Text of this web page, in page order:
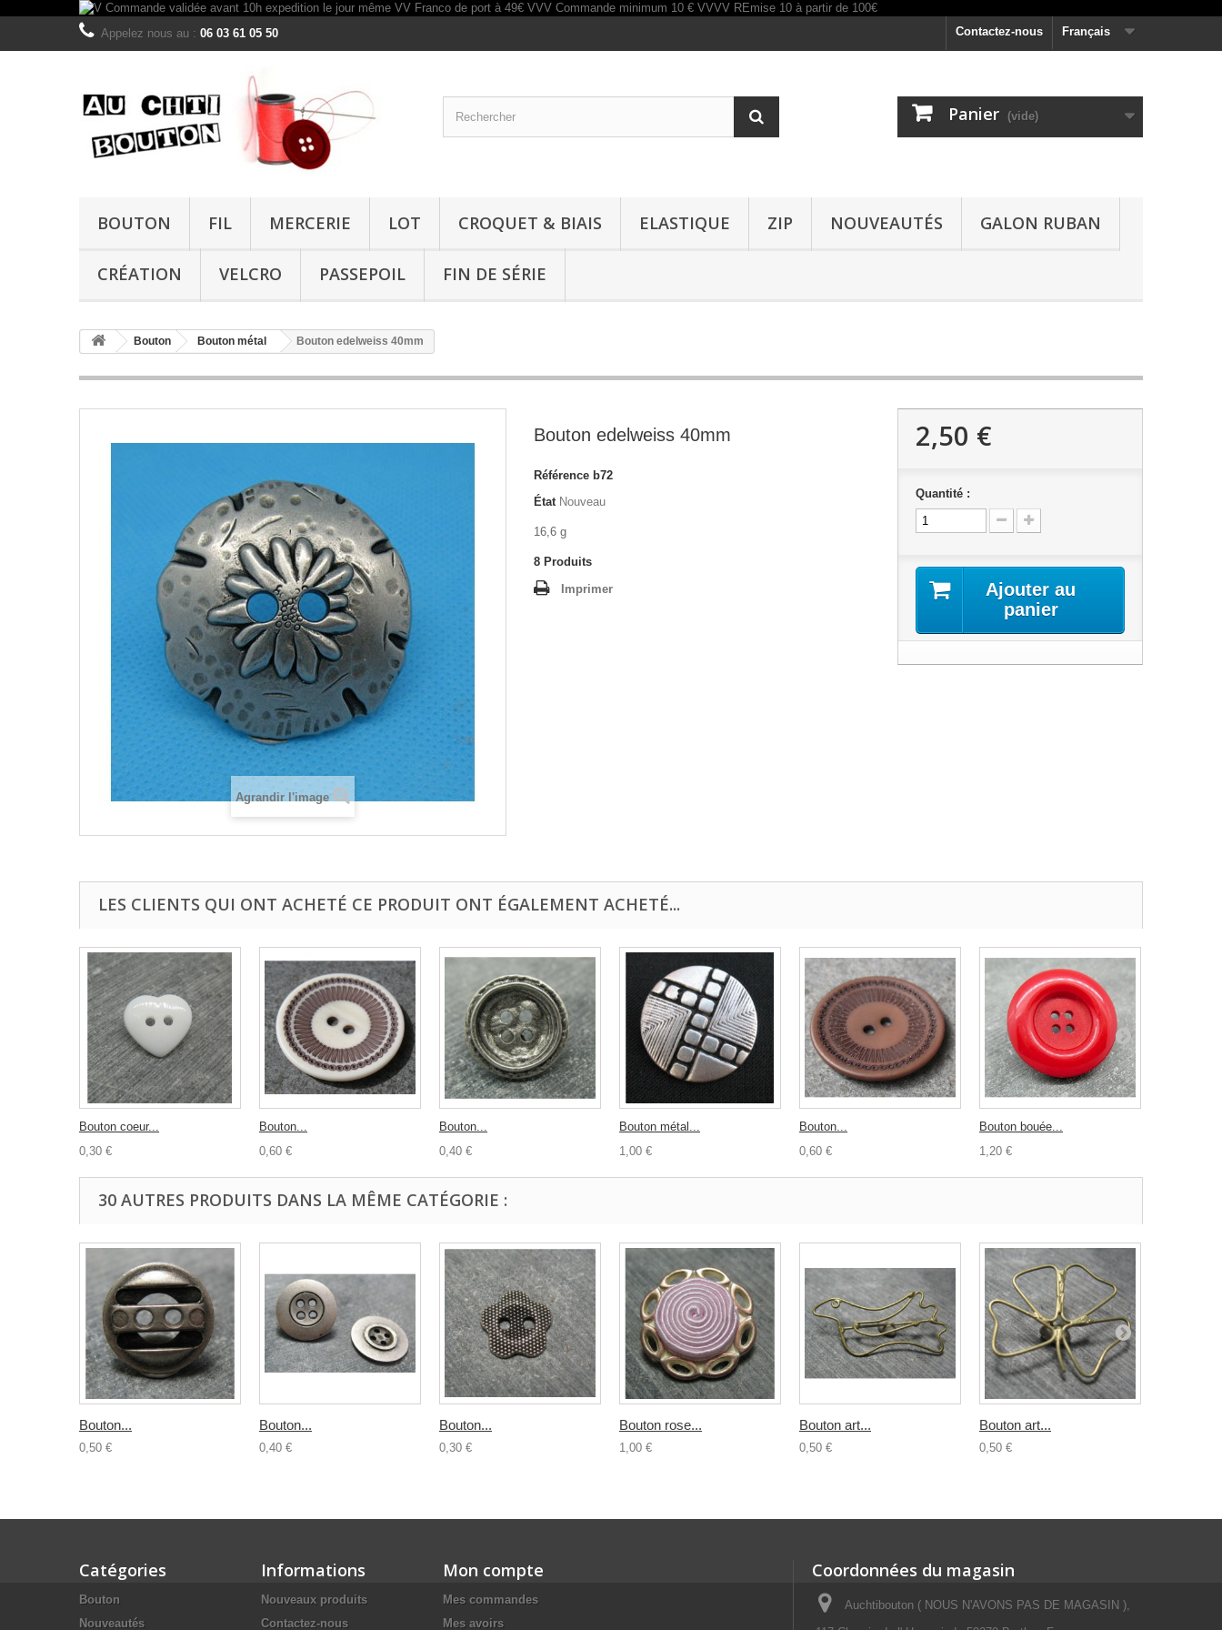
Français
Contactez-nous
Appelez nous au : 06 03 61 05 50
Panier (vide)
BOUTON FIL MERCERIE LOT CROQUET & BIAIS ELASTIQUE ZIP NOUVEAUTÉS GALON RUBAN
CRÉATION VELCRO PASSEPOIL FIN DE SÉRIE
Bouton Bouton métal Bouton edelweiss 40mm
Agrandir l'image
Bouton edelweiss 40mm
Référence b72
État Nouveau
16,6 g
8 Produits
Imprimer
2,50 €
Quantité :
Ajouter au
panier
LES CLIENTS QUI ONT ACHETÉ CE PRODUIT ONT ÉGALEMENT ACHETÉ...
Bouton coeur...
0,30 €
Bouton...
0,60 €
Bouton...
0,40 €
Bouton métal...
1,00 €
Bouton...
0,60 €
Bouton bouée...
1,20 €
30 AUTRES PRODUITS DANS LA MÊME CATÉGORIE :
Bouton...
0,50 €
Bouton...
0,40 €
Bouton...
0,30 €
Bouton rose...
1,00 €
Bouton art...
0,50 €
Bouton art...
0,50 €
Catégories
Bouton
Nouveautés
Informations
Nouveaux produits
Contactez-nous
Mon compte
Mes commandes
Mes avoirs
Coordonnées du magasin
Auchtibouton ( NOUS N'AVONS PAS DE MAGASIN ),